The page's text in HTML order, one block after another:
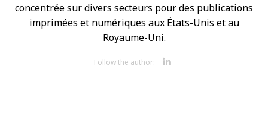
concentrée sur divers secteurs pour des publications
imprimées et numériques aux États-Unis et au
Royaume-Uni.
Follow the author: